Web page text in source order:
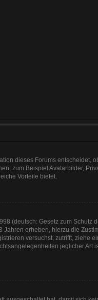
dieses Forums entscheidet,
zum Beispiel Avatarbilder,
Vorteile bietet.
(deutsch: Gesetz zum
erheben, hierzu die
versuchst, zutrifft,
jeglicher